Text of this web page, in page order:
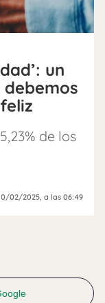
un
de los
02/2025 , a las 06:49